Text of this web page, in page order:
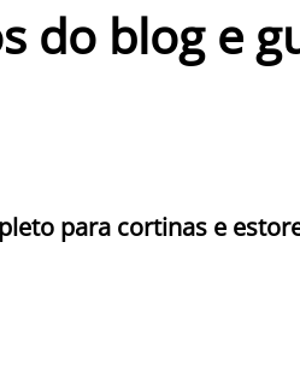
do blog e
para cortinas e